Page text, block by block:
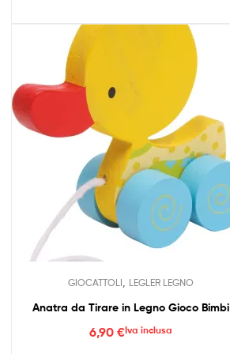
GIOCATTOLI LEGLER LEGNO
Anatra da Tirare in Legno Gioco Bimbi
6,90 €Iva inclusa